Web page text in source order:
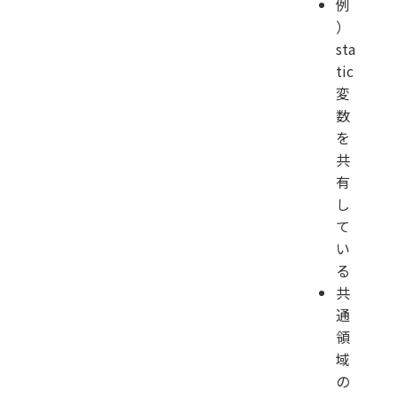
例
）
sta
tic
変
数
を
共
有
し
て
い
る
共
通
領
域
の